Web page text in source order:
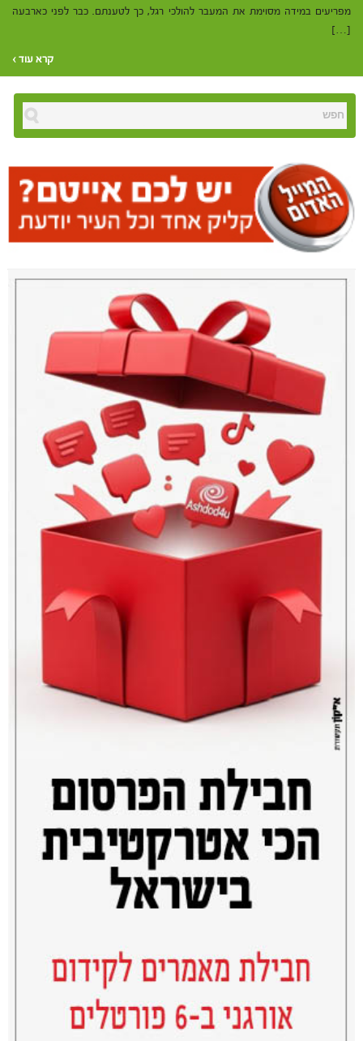
מפריעים במידה מסוימת את המעבר להולכי רגל, כך לטענתם. כבר לפני כארבעה
[…]
קרא עוד ›